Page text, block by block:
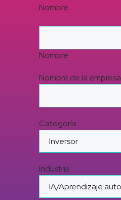
Nombre*
Nombre
Nombre de la empresa
Categoría
Industria